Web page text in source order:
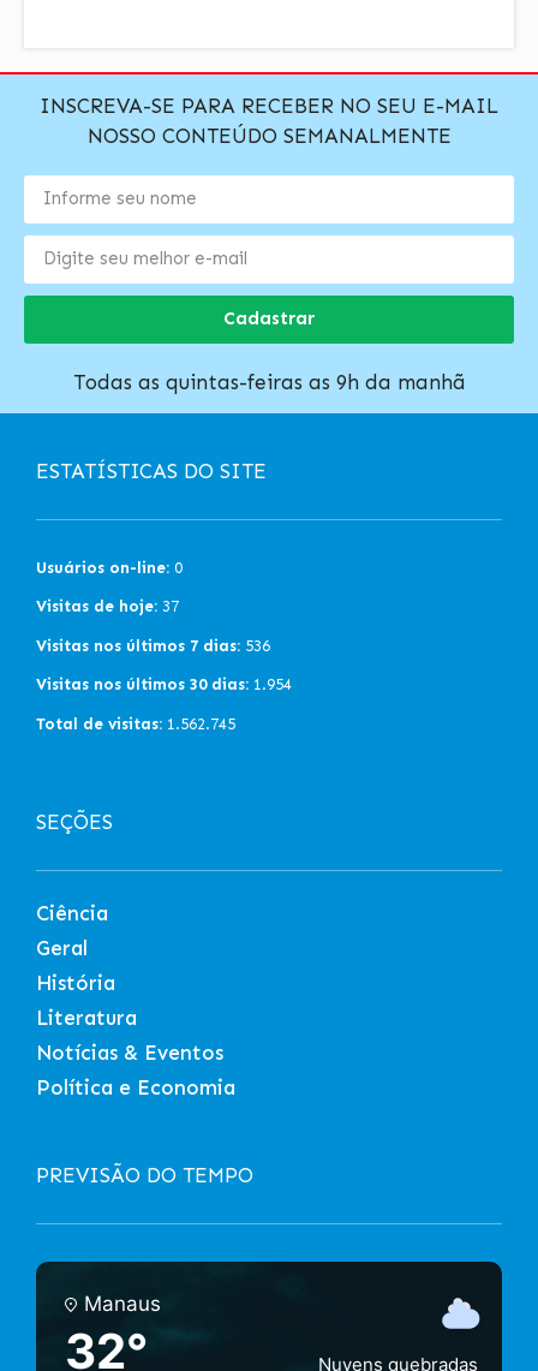
INSCREVA-SE PARA RECEBER NO SEU E-MAIL
NOSSO CONTEÚDO SEMANALMENTE
Cadastrar
Todas as quintas-feiras as 9h da manhã
ESTATÍSTICAS DO SITE
Usuários on-line: 0
Visitas de hoje: 37
Visitas nos últimos 7 dias: 536
Visitas nos últimos 30 dias: 1.954
Total de visitas: 1.562.745
SEÇÕES
Ciência
Geral
História
Literatura
Notícias & Eventos
Política e Economia
PREVISÃO DO TEMPO
Manaus
32° Nuvens quebradas